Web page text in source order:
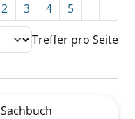
2
3
4
5
Treffer pro Seite
Sachbuch